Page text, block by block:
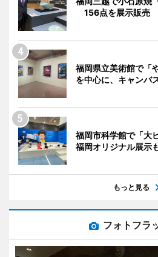
156点を展示販売
福岡県立美術館で
を中心に、キャンバ
福岡市科学館で「大
福岡オリジナル展示
もっと見る
フォトフラ